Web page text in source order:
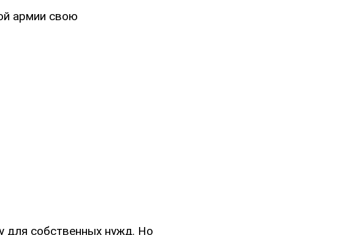
армии свою
для собственных нужд. Но